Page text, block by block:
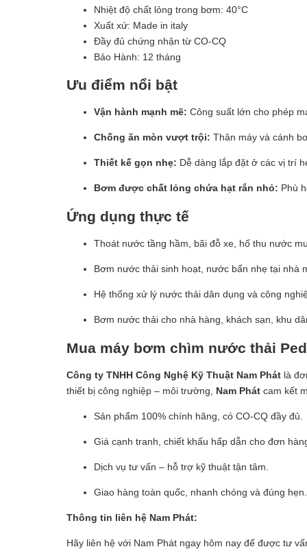
Nhiệt độ chất lỏng trong bơm: 40°C
Xuất xứ: Made in italy
Đầy đủ chứng nhận từ CO-CQ
Bảo Hành: 12 tháng
Ưu điểm nổi bật
Vận hành mạnh mẽ: Công suất lớn cho phép
Chống ăn mòn vượt trội: Thân máy và cánh
Thiết kế gọn nhẹ: Dễ dàng lắp đặt ở các vị trí
Bơm được chất lỏng chứa hạt rắn nhỏ: Phù
Ứng dụng thực tế
Thoát nước tầng hầm, bãi đỗ xe, hố thu nước
Bơm nước thải sinh hoạt, nước bẩn nhẹ tại nhà
Hệ thống xử lý nước thải dân dụng và công
Bơm nước thải cho nhà hàng, khách sạn, khu
Mua máy bơm chìm nước thải
Công ty TNHH Công Nghệ Kỹ Thuật Nam Phát là
thiết bị công nghiệp – môi trường, Nam Phát cam kết
Sản phẩm 100% chính hãng, có CO-CQ đầy đủ.
Giá cạnh tranh, chiết khấu hấp dẫn cho đơn
Dịch vụ tư vấn – hỗ trợ kỹ thuật tận tâm.
Giao hàng toàn quốc, nhanh chóng và đúng hẹn.
Thông tin liên hệ Nam Phát:
Hãy liên hệ với Nam Phát ngay hôm nay để được tư